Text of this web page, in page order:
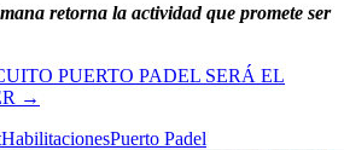
retorna la actividad que promete ser
PUERTO PADEL SERÁ EL
→
HabilitacionesPuerto Padel